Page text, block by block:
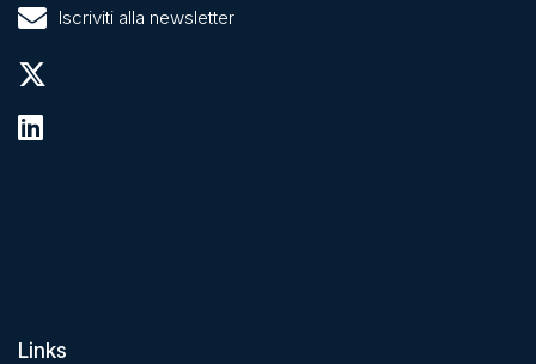
Iscriviti alla newsletter
Links